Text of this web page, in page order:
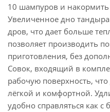
10 шампуров и накормить
Увеличенное дно
дров, что дает больше
позволяет производить
приготовления, без
Совок, входящий в
рабочую поверхность,
лёгкой и комфортной.
удобно справляться как